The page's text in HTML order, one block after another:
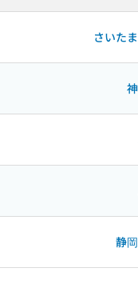
さいた
静